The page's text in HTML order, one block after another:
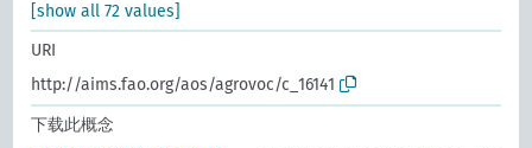
[show all 72 values]
URI
http://aims.fao.org/aos/agrovoc/c_16141
下载此概念